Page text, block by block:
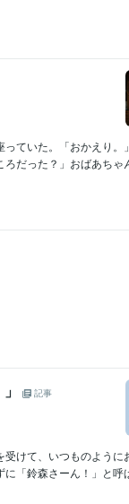
ていた。「おかえり。
だった？」おばあちゃ
記事
けて、いつものように
に「鈴森さーん！」と